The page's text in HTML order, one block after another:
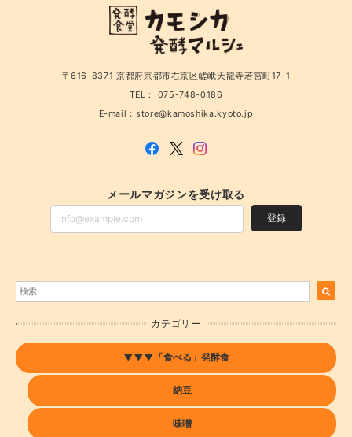
カテゴリー
▼▼▼「食べる」発酵食
納豆
味噌
＜こだわりと伝統＞丸中醸造醤油
2026/06/23
京納豆 小粒
2026/06/23
2026/06/23
【発酵仕込みに】ガラスの密封びん (1L)
〒616-8371 京都府京都市右京区嵯峨天龍寺若宮町17-1
TEL： 075-748-0186
E-mail：store@kamoshika.kyoto.jp
メールマガジンを受け取る
登録